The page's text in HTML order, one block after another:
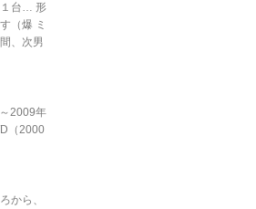
１台… 形
（爆 ミ
、次男
2009年
（2000
から、